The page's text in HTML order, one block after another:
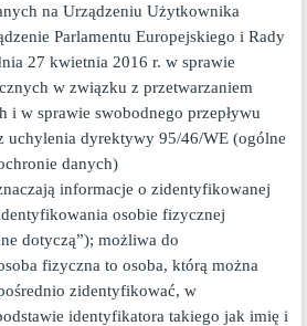
na Urządzeniu Użytkownika
Parlamentu Europejskiego i Rady
27 kwietnia 2016 r. w sprawie
w związku z przetwarzaniem
i w sprawie swobodnego przepływu
uchylenia dyrektywy 95/46/WE (ogólne
danych)
informacje o zidentyfikowanej
osobie fizycznej
dotyczą”); możliwa do
fizyczna to osoba, którą można
zidentyfikować, w
identyfikatora takiego jak imię i